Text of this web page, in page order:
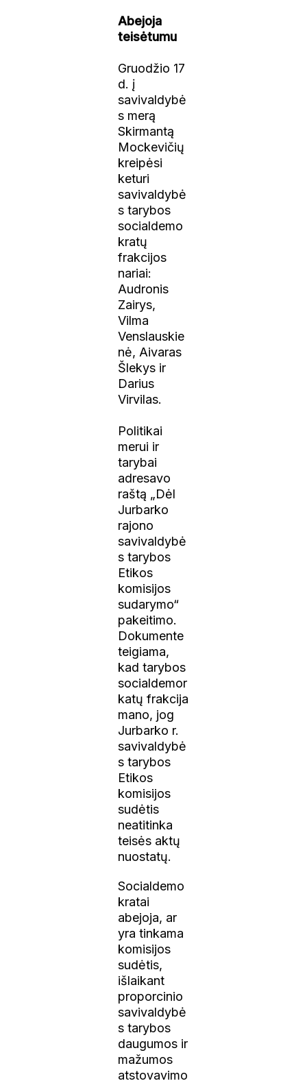
Abejoja
teisėtumu
Gruodžio 17
d. į
savivaldybė
s merą
Skirmantą
Mockevičių
kreipėsi
keturi
savivaldybė
s tarybos
socialdemo
kratų
frakcijos
nariai:
Audronis
Zairys,
Vilma
Venslauskie
nė, Aivaras
Šlekys ir
Darius
Virvilas.
Politikai
merui ir
tarybai
adresavo
raštą „Dėl
Jurbarko
rajono
savivaldybė
s tarybos
Etikos
komisijos
sudarymo“
pakeitimo.
Dokumente
teigiama,
kad tarybos
socialdemor
katų frakcija
mano, jog
Jurbarko r.
savivaldybė
s tarybos
Etikos
komisijos
sudėtis
neatitinka
teisės aktų
nuostatų.
Socialdemo
kratai
abejoja, ar
yra tinkama
komisijos
sudėtis,
išlaikant
proporcinio
savivaldybė
s tarybos
daugumos ir
mažumos
atstovavimo